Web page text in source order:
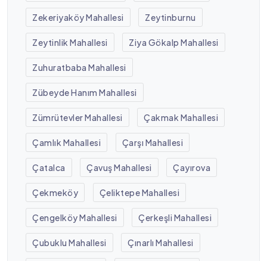
Zekeriyaköy Mahallesi Zeytinburnu
Zeytinlik Mahallesi Ziya Gökalp Mahallesi
Zuhuratbaba Mahallesi
Zübeyde Hanım Mahallesi
Zümrütevler Mahallesi Çakmak Mahallesi
Çamlık Mahallesi Çarşı Mahallesi
Çatalca Çavuş Mahallesi Çayırova
Çekmeköy Çeliktepe Mahallesi
Çengelköy Mahallesi Çerkeşli Mahallesi
Çubuklu Mahallesi Çınarlı Mahallesi